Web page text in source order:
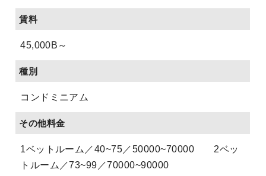
賃料
45,000B～
種別
コンドミニアム
その他料金
1ベットルーム／40~75／50000~70000 2ベッ
トルーム／73~99／70000~90000